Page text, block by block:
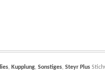
30 430 Ö55941_U520002388
, Kupplung, Sonstiges, Steyr Plus